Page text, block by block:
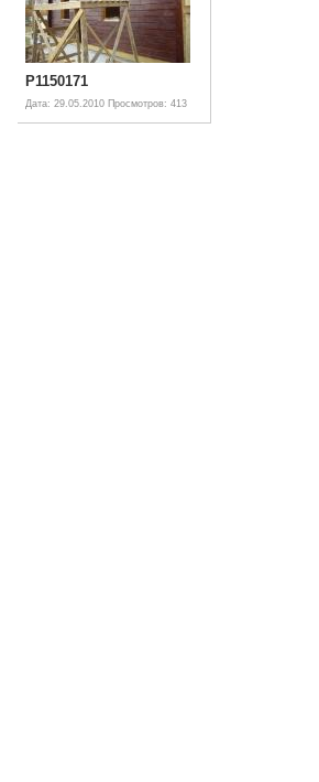
P1150171
Дата: 29.05.2010 Просмотров: 413